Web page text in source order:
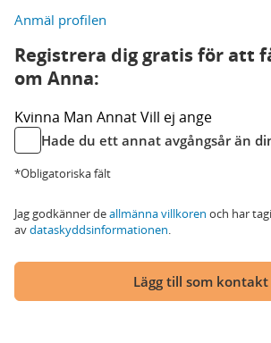
Anmäl profilen
Registrera dig gratis för att
om Anna:
Kvinna Man AnnatVill ej ange
Hade du ett annat avgångsår än
*Obligatoriska fält
Jag godkänner deallmänna villkoren och har
avdataskyddsinformationen.
Lägg till som kontakt